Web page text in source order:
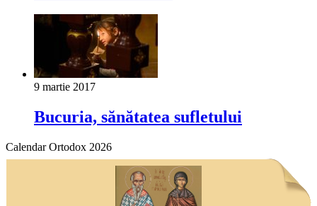
9 martie 2017
Bucuria, sănătatea sufletului
Calendar Ortodox 2026